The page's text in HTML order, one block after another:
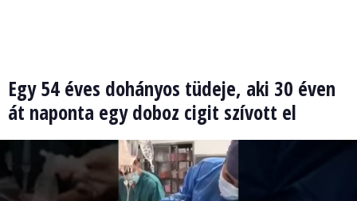
Egy 54 éves dohányos tüdeje, aki 30 éven
át naponta egy doboz cigit szívott el